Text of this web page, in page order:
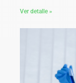
Ver detalle »